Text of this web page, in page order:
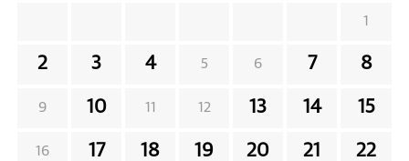
1
2 3 4 5 6 7 8
9 10 11 12 13 14 15
16 17 18 19 20 21 22